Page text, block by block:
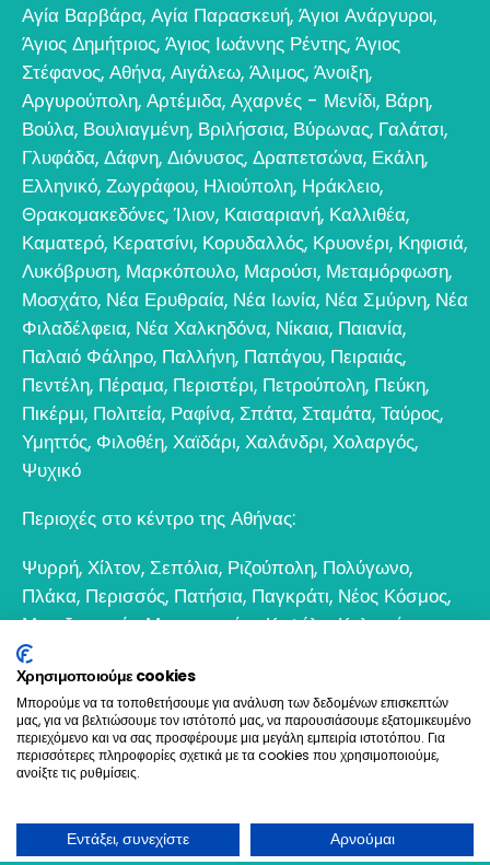
Αγία Βαρβάρα, Αγία Παρασκευή, Άγιοι Ανάργυροι,
Άγιος Δημήτριος, Άγιος Ιωάννης Ρέντης, Άγιος
Στέφανος, Αθήνα, Αιγάλεω, Άλιμος, Άνοιξη,
Αργυρούπολη, Αρτέμιδα, Αχαρνές - Μενίδι, Βάρη,
Βούλα, Βουλιαγμένη, Βριλήσσια, Βύρωνας, Γαλάτσι,
Γλυφάδα, Δάφνη, Διόνυσος, Δραπετσώνα, Εκάλη,
Ελληνικό, Ζωγράφου, Ηλιούπολη, Ηράκλειο,
Θρακομακεδόνες,Ίλιον, Καισαριανή, Καλλιθέα,
Καματερό, Κερατσίνι, Κορυδαλλός, Κρυονέρι, Κηφισιά,
Λυκόβρυση, Μαρκόπουλο, Μαρούσι, Μεταμόρφωση,
Μοσχάτο, Νέα Ερυθραία, Νέα Ιωνία, Νέα Σμύρνη, Νέα
Φιλαδέλφεια, Νέα Χαλκηδόνα, Νίκαια, Παιανία,
Παλαιό Φάληρο, Παλλήνη, Παπάγου, Πειραιάς,
Πεντέλη, Πέραμα, Περιστέρι, Πετρούπολη, Πεύκη,
Πικέρμι, Πολιτεία, Ραφίνα, Σπάτα, Σταμάτα, Ταύρος,
Υμηττός, Φιλοθέη, Χαϊδάρι, Χαλάνδρι, Χολαργός,
Ψυχικό
Περιοχές στο κέντρο της Αθήνας:
Ψυρρή, Χίλτον, Σεπόλια, Ριζούπολη, Πολύγωνο,
Πλάκα, Περισσός, Πατήσια, Παγκράτι, Νέος Κόσμος,
Μεταξουργείο,Μοναστηράκι,Κυψέλη,Κολωνός,
Κολωνάκι
Βοτανικός
6932 698693
Χρησιμοποιούμε cookies
Μπορούμε να τα τοποθετήσουμε για ανάλυση των δεδομένων επισκεπτών
μας, για να βελτιώσουμε τον ιστότοπό μας, να παρουσιάσουμε εξατομικευμένο
περιεχόμενο και να σας προσφέρουμε μια μεγάλη εμπειρία ιστοτόπου. Για
περισσότερες πληροφορίες σχετικά με τα cookies που χρησιμοποιούμε,
ανοίξτε τις ρυθμίσεις.
Εντάξει, συνεχίστε Αρνούμαι